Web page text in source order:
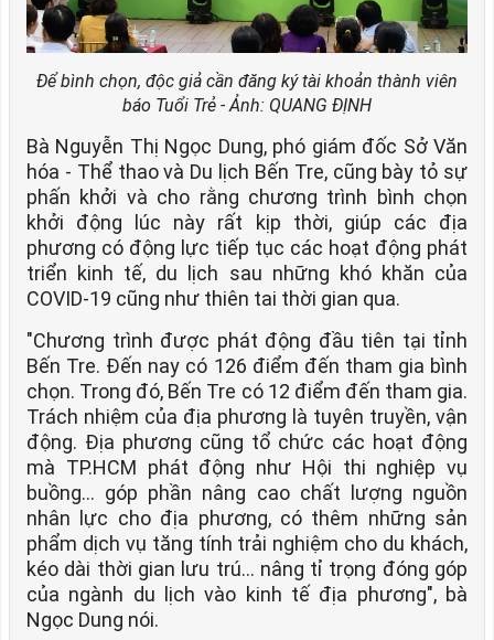
Để bình chọn, độc giả cần đăng ký tài khoản thành viên
báo Tuổi Trẻ - Ảnh: QUANG ĐỊNH
Bà Nguyễn Thị Ngọc Dung, phó giám đốc Sở Văn
hóa - Thể thao và Du lịch Bến Tre, cũng bày tỏ sự
phấn khởi và cho rằng chương trình bình chọn
khởi động lúc này rất kịp thời, giúp các địa
phương có động lực tiếp tục các hoạt động phát
triển kinh tế, du lịch sau những khó khăn của
COVID-19 cũng như thiên tai thời gian qua.
"Chương trình được phát động đầu tiên tại tỉnh
Bến Tre. Đến nay có 126 điểm đến tham gia bình
chọn. Trong đó, Bến Tre có 12 điểm đến tham gia.
Trách nhiệm của địa phương là tuyên truyền, vận
động. Địa phương cũng tổ chức các hoạt động
mà TP.HCM phát động như Hội thi nghiệp vụ
buồng… góp phần nâng cao chất lượng nguồn
nhân lực cho địa phương, có thêm những sản
phẩm dịch vụ tăng tính trải nghiệm cho du khách,
kéo dài thời gian lưu trú… nâng tỉ trọng đóng góp
của ngành du lịch vào kinh tế địa phương", bà
Ngọc Dung nói.